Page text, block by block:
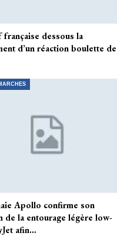
française dessous la
d’un réaction boulette de
Apollo confirme son
de la entourage légère low-
afin…